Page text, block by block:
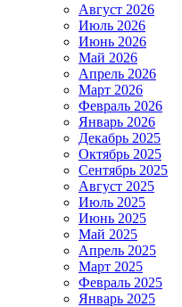
Август 2026
Июль 2026
Июнь 2026
Май 2026
Апрель 2026
Март 2026
Февраль 2026
Январь 2026
Декабрь 2025
Октябрь 2025
Сентябрь 2025
Август 2025
Июль 2025
Июнь 2025
Май 2025
Апрель 2025
Март 2025
Февраль 2025
Январь 2025